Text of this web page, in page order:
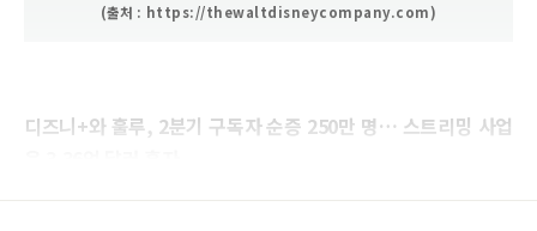
(출처 : https://thewaltdisneycompany.com)
디즈니+와 훌루, 2분기 구독자 순증 250만 명… 스트리밍 사업